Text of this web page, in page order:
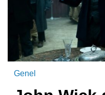
Genel